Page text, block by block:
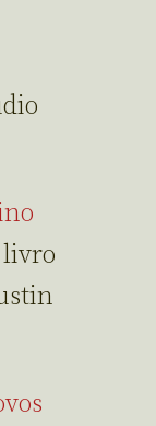
livro